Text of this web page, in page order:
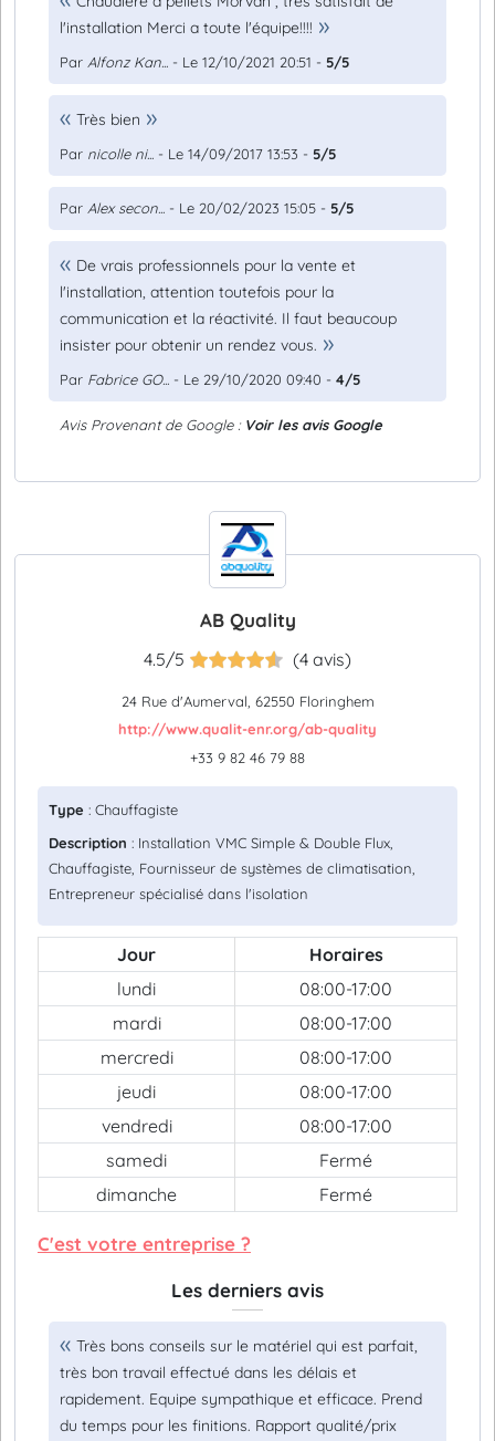
l'installation Merci a toute l'équipe!!!!
Par Alfonz Kan... - Le 12/10/2021 20:51 - 5/5
Très bien
Par nicolle ni... - Le 14/09/2017 13:53 - 5/5
Par Alex secon... - Le 20/02/2023 15:05 - 5/5
De vrais professionnels pour la vente et
l'installation, attention toutefois pour la
communication et la réactivité. Il faut beaucoup
insister pour obtenir un rendez vous.
Par Fabrice GO... - Le 29/10/2020 09:40 - 4/5
Avis Provenant de Google : Voir les avis Google
AB Quality
4.5/5 (4 avis)
24 Rue d'Aumerval, 62550 Floringhem
http://www.qualit-enr.org/ab-quality
+33 9 82 46 79 88
Type : Chauffagiste
Description : Installation VMC Simple & Double Flux,
Chauffagiste, Fournisseur de systèmes de climatisation,
Entrepreneur spécialisé dans l'isolation
Jour
Horaires
lundi
08:00-17:00
mardi
08:00-17:00
mercredi
08:00-17:00
jeudi
08:00-17:00
vendredi
08:00-17:00
samedi
Fermé
dimanche
Fermé
C'est votre entreprise ?
Les derniers avis
Très bons conseils sur le matériel qui est parfait,
très bon travail effectué dans les délais et
rapidement. Equipe sympathique et efficace. Prend
du temps pour les finitions. Rapport qualité/prix